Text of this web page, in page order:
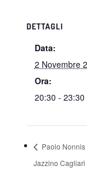
DETTAGLI
Data:
2 Novembre
Ora:
20:30 - 23:30
Paolo
Jazzino Cagliari